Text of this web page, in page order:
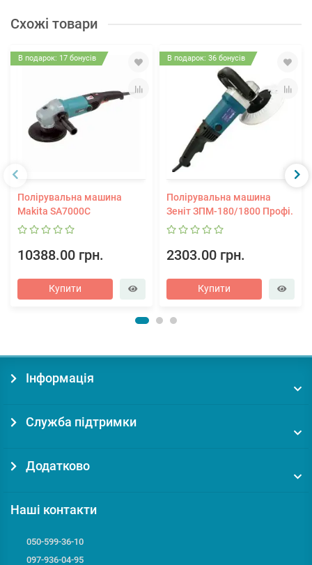
Схожі товари
В подарок: 17 бонусів
Полірувальна машина
Makita SA7000C
10388.00 грн.
Купити
В подарок: 36 бонусів
Полірувальна машина
Зеніт ЗПМ-180/1800 Профі.
2303.00 грн.
Купити
Інформація
Служба підтримки
Додатково
Наші контакти
050-599-36-10
097-936-04-95